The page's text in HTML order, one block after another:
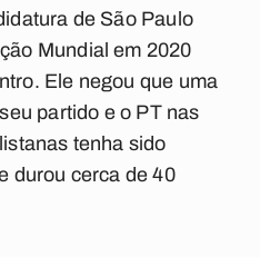
de São Paulo
Mundial em 2020
Ele negou que uma
partido e o PT nas
tenha sido
durou cerca de 40